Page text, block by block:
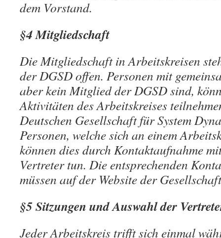
dem Vorstand.
§4 Mitgliedschaft
Die Mitgliedschaft in Arbeitskreisen
der DGSD offen. Personen mit
aber kein Mitglied der DGSD sind,
Aktivitäten des Arbeitskreises
Deutschen Gesellschaft für System
Personen, welche sich an einem
können dies durch Kontaktaufnahme
Vertreter tun. Die entsprechenden
müssen auf der Website der
§5 Sitzungen und Auswahl der
Jeder Arbeitskreis trifft sich einmal